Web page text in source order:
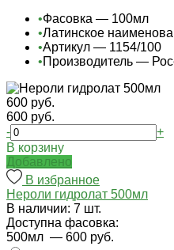
•Фасовка — 100мл
•Латинское
•Артикул — 1154/100
•Производитель —
600 руб.
600 руб.
-
+
В корзину
Добавлено
В избранное
Нероли гидролат 500мл
В наличии: 7 шт.
Доступна фасовка:
500мл — 600 руб.